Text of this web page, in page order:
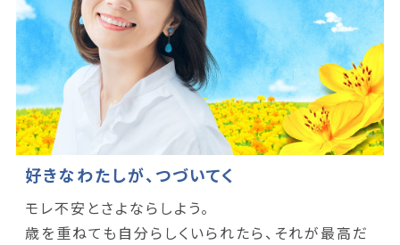
好きなわたしが、つづいてく
モレ不安とさよならしよう。
歳を重ねても自分らしくいられたら、それが最高だ